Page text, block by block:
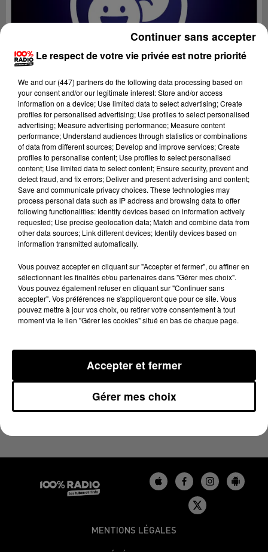
Lecture (2 min 46 sec)
Fred Bompard
Le billet de Fred sur 100%
24 novembre 2023 - 2 min 46 sec
LE BILLET DE FRED DU 24/11/2023
Les derniers podcasts du billet de Fred sur 100%
MENTIONS LÉGALES
Le respect de votre vie privée est notre priorité
We and our (447) partnersdo the following data processing based on
your consent and/or our legitimate interest: Store and/or access
information on a device; Use limited data to select advertising; Create
profiles for personalised advertising; Use profiles to select personalised
advertising; Measure advertising performance; Measure content
performance; Understand audiences through statistics or combinations
of data from different sources; Develop and improve services; Create
profiles to personalise content; Use profiles to select personalised
content; Use limited data to select content; Ensure security, prevent and
detect fraud, and fix errors; Deliver and present advertising and content;
Save and communicate privacy choices. These technologies may
process personal data such as IP address and browsing data to offer
following functionalities: Identify devices based on information actively
requested; Use precise geolocation data; Match and combine data from
other data sources; Link different devices; Identify devices based on
information transmitted automatically.
Vous pouvez accepter en cliquant sur "Accepter et fermer", ou affiner en
sélectionnant les finalités et/ou partenaires dans "Gérer mes choix".
Vous pouvez également refuser en cliquant sur "Continuer sans
accepter". Vos préférences ne s'appliqueront que pour ce site. Vous
pouvez mettre à jour vos choix, ou retirer votre consentement à tout
moment via le lien "Gérer les cookies" situé en bas de chaque page.
Gérer mes choix
Accepter et fermer
Continuer sans accepter